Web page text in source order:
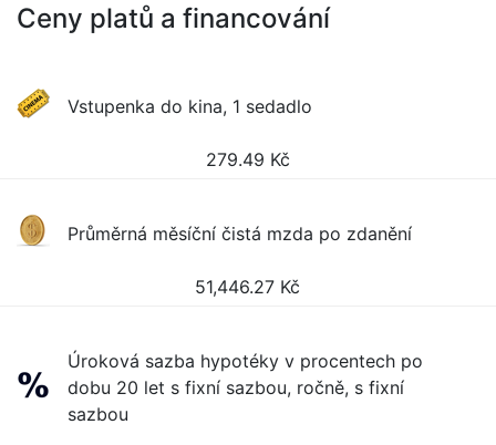
Ceny platů a financování
Vstupenka do kina, 1 sedadlo
279.49 Kč
Průměrná měsíční čistá mzda po zdanění
51,446.27 Kč
Úroková sazba hypotéky v procentech po
dobu 20 let s fixní sazbou, ročně, s fixní
sazbou